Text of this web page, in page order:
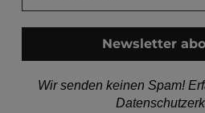
Wir senden keinen Spam!